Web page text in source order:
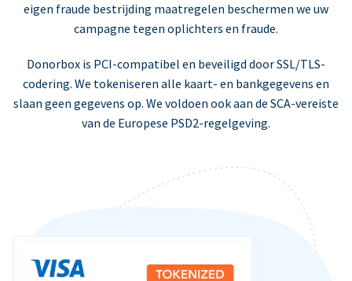
eigen fraude bestrijding maatregelen beschermen we uw
campagne tegen oplichters en fraude.
Donorbox is PCI-compatibel en beveiligd door SSL/TLS-
codering. We tokeniseren alle kaart- en bankgegevens en
slaan geen gegevens op. We voldoen ook aan de SCA-vereiste
van de Europese PSD2-regelgeving.